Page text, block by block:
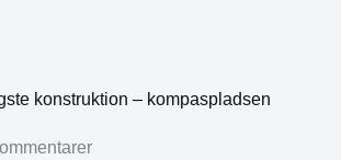
konstruktion – kompaspladsen